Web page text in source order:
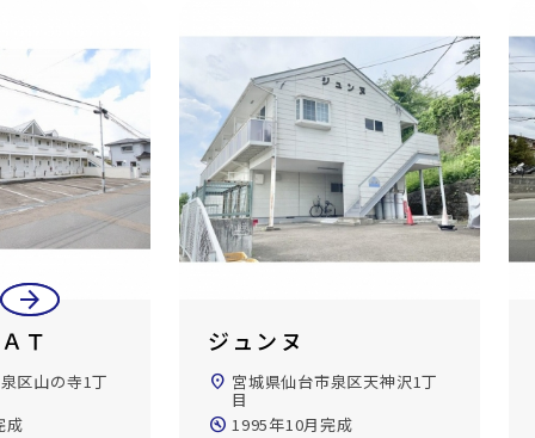
arrow_back
arrow_forward
区天神沢1丁
成
藤ハイツ
location_on 宮城県仙台市泉区永和台
1997年02月完成